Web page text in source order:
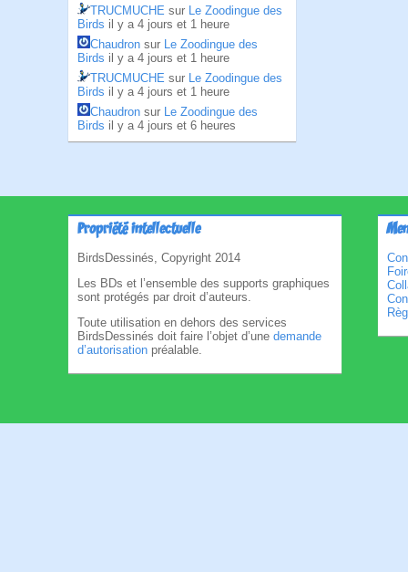
TRUCMUCHE sur Le Zoodingue des
Birds il y a 4 jours et 1 heure
Chaudron sur Le Zoodingue des
Birds il y a 4 jours et 1 heure
TRUCMUCHE sur Le Zoodingue des
Birds il y a 4 jours et 1 heure
Chaudron sur Le Zoodingue des
Birds il y a 4 jours et 6 heures
Propriété intellectuelle
BirdsDessinés, Copyright 2014
Les BDs et l’ensemble des supports graphiques
sont protégés par droit d’auteurs.
Toute utilisation en dehors des services
BirdsDessinés doit faire l’objet d’une demande
d’autorisation préalable.